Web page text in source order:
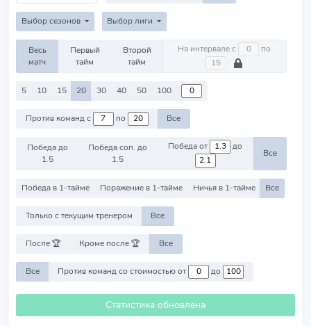
Выбор сезонов Выбор лиги
Весь
матч
Первый
тайм
Второй
тайм
На интервале с по
5 10 15 20 30 40 50 100
Против команд с по Все
Победа до
1.5
Победа соп. до
1.5
Победа от до
Все
Победа в 1-тайме Поражение в 1-тайме Ничья в 1-тайме Все
Только с текущим тренером Все
После 🏆 Кроме после 🏆 Все
Все Против команд со стоимостью от до
Статистика обновлена